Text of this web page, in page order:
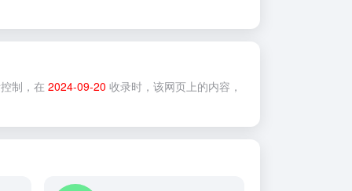
制，在 2024-09-20 收录时，该网页上的内容，